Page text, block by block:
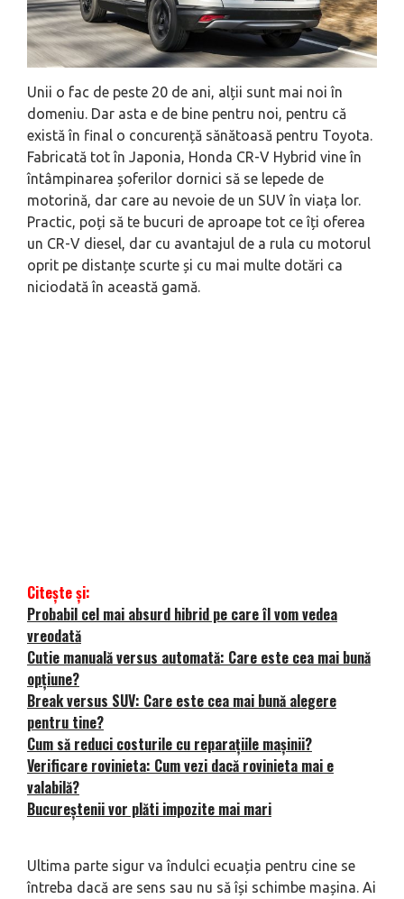
Unii o fac de peste 20 de ani, alții sunt mai noi în
domeniu. Dar asta e de bine pentru noi, pentru că
există în final o concurență sănătoasă pentru Toyota.
Fabricată tot în Japonia, Honda CR-V Hybrid vine în
întâmpinarea șoferilor dornici să se lepede de
motorină, dar care au nevoie de un SUV în viața lor.
Practic, poți să te bucuri de aproape tot ce îți oferea
un CR-V diesel, dar cu avantajul de a rula cu motorul
oprit pe distanțe scurte și cu mai multe dotări ca
niciodată în această gamă.
Citește și:
Probabil cel mai absurd hibrid pe care îl vom vedea
vreodată
Cutie manuală versus automată: Care este cea mai bună
opțiune?
Break versus SUV: Care este cea mai bună alegere
pentru tine?
Cum să reduci costurile cu reparațiile mașinii?
Verificare rovinieta: Cum vezi dacă rovinieta mai e
valabilă?
Bucureștenii vor plăti impozite mai mari
Ultima parte sigur va îndulci ecuația pentru cine se
întreba dacă are sens sau nu să își schimbe mașina. Ai